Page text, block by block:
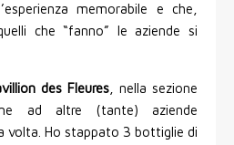
memorabile e che,
che “fanno” le aziende si
des Fleures, nella sezione
ad altre (tante) aziende
volta. Ho stappato 3 bottiglie di